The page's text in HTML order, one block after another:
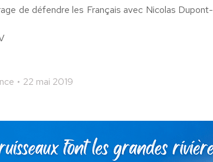
de défendre les Français avec Nicolas Dupont-
22 mai 2019
Partager